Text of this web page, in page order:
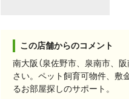
この店舗からのコメント
南大阪（泉佐野市、泉南市、
さい。ペット飼育可物件、敷
るお部屋探しのサポート。